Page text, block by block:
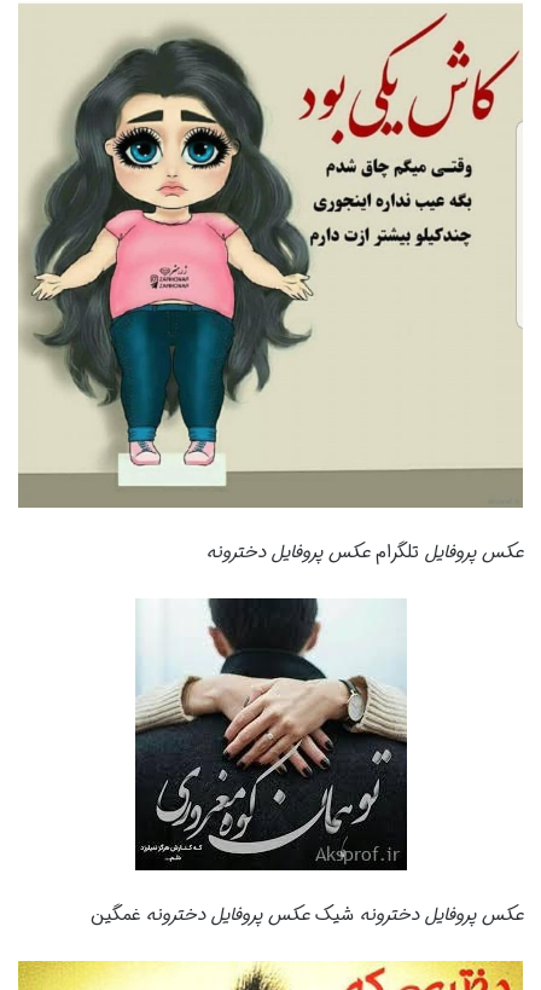
عکس پروفایل تلگرامعکس پروفایل دخترونه
عکس پروفایل دخترونه شیکعکس پروفایل دخترونه غمگین